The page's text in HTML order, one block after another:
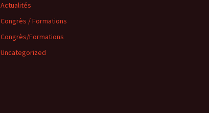
Actualités
Congrès / Formations
Congrès/Formations
Uncategorized